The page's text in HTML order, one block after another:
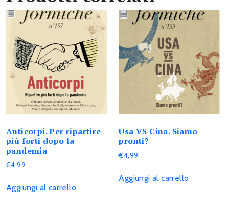
Anticorpi. Per ripartire
più forti dopo la
pandemia
€4,99
Aggiungi al carrello
Usa VS Cina. Siamo
pronti?
€4,99
Aggiungi al carrello